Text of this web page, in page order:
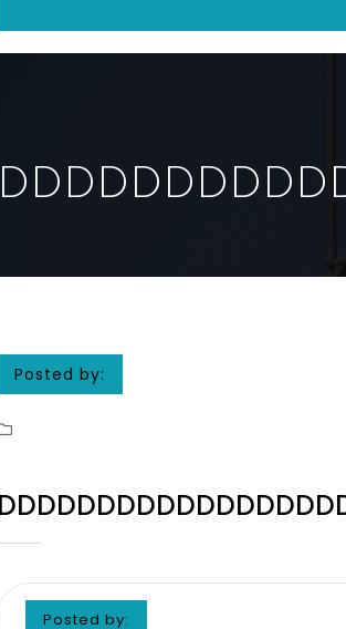
Posted by:
Posted by: